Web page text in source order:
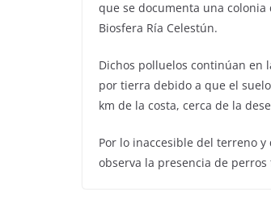
que se documenta una
Biosfera Ría Celestún.
Dichos polluelos continúan en
por tierra debido a que el
km de la costa, cerca de la
Por lo inaccesible del terreno y
observa la presencia de